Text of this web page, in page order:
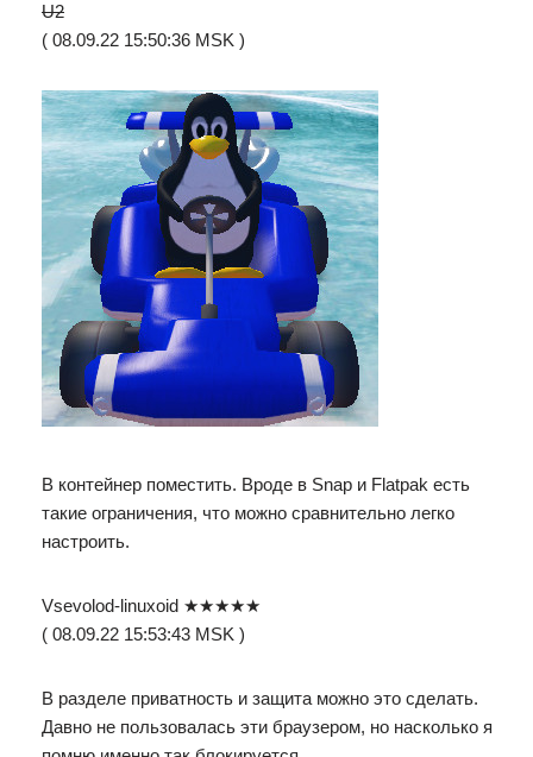
U2
( 08.09.22 15:50:36 MSK )
В контейнер поместить. Вроде в Snap и Flatpak есть
такие ограничения, что можно сравнительно легко
настроить.
Vsevolod-linuxoid ★★★★★
( 08.09.22 15:53:43 MSK )
В разделе приватность и защита можно это сделать.
Давно не пользовалась эти браузером, но насколько я